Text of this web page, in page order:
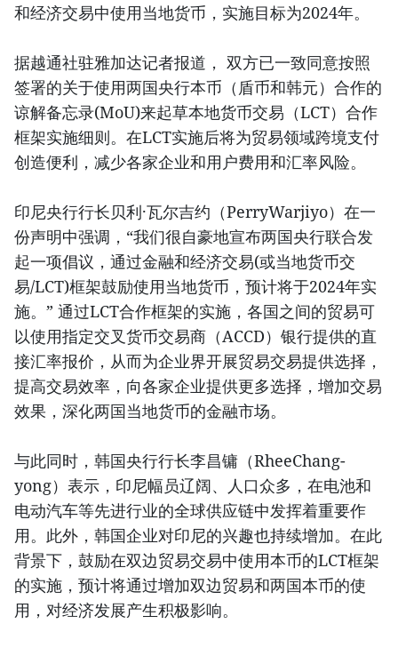
和经济交易中使用当地货币，实施目标为2024年。
据越通社驻雅加达记者报道， 双方已一致同意按照
签署的关于使用两国央行本币（盾币和韩元）合作的
谅解备忘录(MoU)来起草本地货币交易（LCT）合作
框架实施细则。在LCT实施后将为贸易领域跨境支付
创造便利，减少各家企业和用户费用和汇率风险。
印尼央行行长贝利·瓦尔吉约（PerryWarjiyo）在一
份声明中强调，“我们很自豪地宣布两国央行联合发
起一项倡议，通过金融和经济交易(或当地货币交
易/LCT)框架鼓励使用当地货币，预计将于2024年实
施。” 通过LCT合作框架的实施，各国之间的贸易可
以使用指定交叉货币交易商（ACCD）银行提供的直
接汇率报价，从而为企业界开展贸易交易提供选择，
提高交易效率，向各家企业提供更多选择，增加交易
效果，深化两国当地货币的金融市场。
与此同时，韩国央行行长李昌镛（RheeChang-
yong）表示，印尼幅员辽阔、人口众多，在电池和
电动汽车等先进行业的全球供应链中发挥着重要作
用。此外，韩国企业对印尼的兴趣也持续增加。在此
背景下，鼓励在双边贸易交易中使用本币的LCT框架
的实施，预计将通过增加双边贸易和两国本币的使
用，对经济发展产生积极影响。